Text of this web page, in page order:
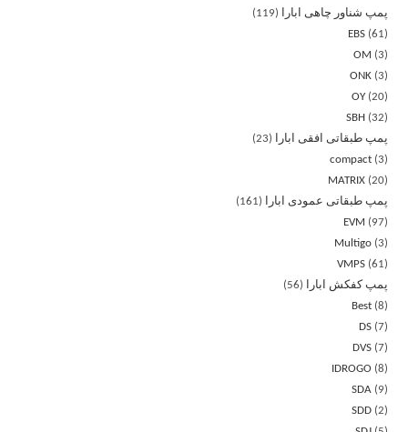
پمپ شناور چاهی ابارا
119
EBS 61
OM
3
ONK 3
OY 20
SBH
32
پمپ طبقاتی افقی ابارا
23
compact 3
MATRIX 20
پمپ طبقاتی عمودی ابارا
161
EVM
97
Multigo 3
VMPS 61
پمپ کفکش ابارا
56
Best 8
DS 7
DVS 7
IDROGO
8
SDA
9
SDD 2